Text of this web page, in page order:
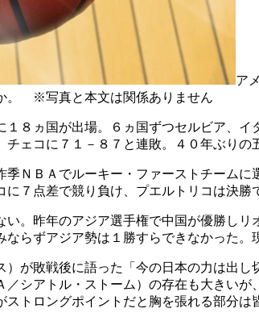
ア
。 ※写真と本文は関係ありません
８ヵ国が出場。６ヵ国ずつセルビア、
ェコに７１－８７と連敗。４０年ぶりの
季ＮＢＡでルーキー・ファーストチーム
７点差で競り負け、プエルトリコは決勝
。昨年のアジア選手権で中国が優勝し
らずアジア勢は１勝すらできなかった
が敗戦後に語った「今の日本の力は出
シアトル・ストーム）の存在も大きい
トロングポイントだと胸を張れる部分は